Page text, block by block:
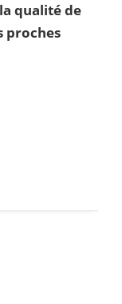
qualité de
proches